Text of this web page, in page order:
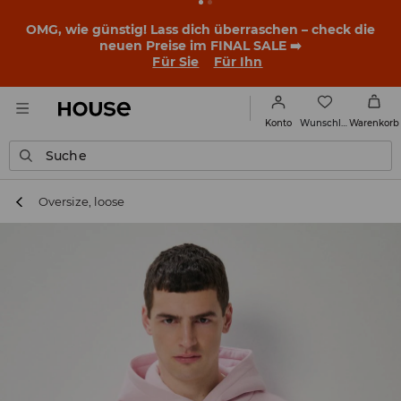
OMG, wie günstig! Lass dich überraschen – check die
neuen Preise im FINAL SALE ➡️
Für Sie
Für Ihn
Konto Warenkorb
Suche
Oversize, loose